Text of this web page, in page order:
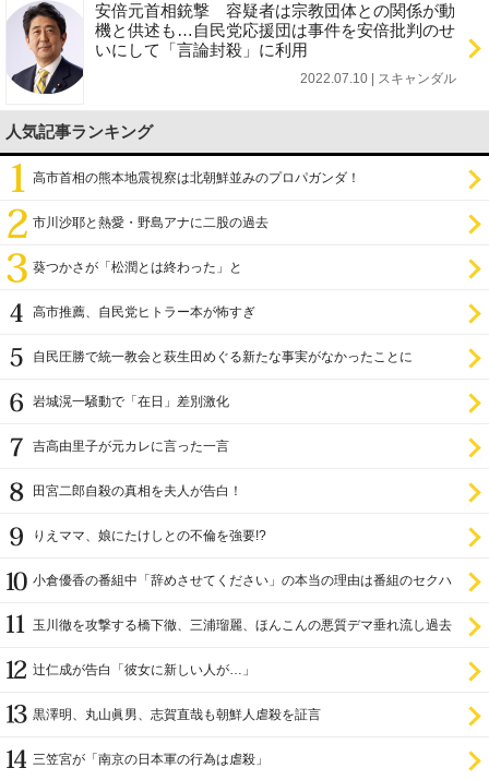
安倍元首相銃撃 容疑者は宗教団体との関係が動
機と供述も…自民党応援団は事件を安倍批判のせ
いにして「言論封殺」に利用
2022.07.10 | スキャンダル
人気記事ランキング
高市首相の熊本地震視察は北朝鮮並みのプロパガンダ！
市川沙耶と熱愛・野島アナに二股の過去
葵つかさが「松潤とは終わった」と
高市推薦、自民党ヒトラー本が怖すぎ
自民圧勝で統一教会と萩生田めぐる新たな事実がなかったことに
岩城滉一騒動で「在日」差別激化
吉高由里子が元カレに言った一言
田宮二郎自殺の真相を夫人が告白！
りえママ、娘にたけしとの不倫を強要!?
小倉優香の番組中「辞めさせてください」の本当の理由は番組のセクハ
玉川徹を攻撃する橋下徹、三浦瑠麗、ほんこんの悪質デマ垂れ流し過去
辻仁成が告白「彼女に新しい人が…」
黒澤明、丸山眞男、志賀直哉も朝鮮人虐殺を証言
三笠宮が「南京の日本軍の行為は虐殺」